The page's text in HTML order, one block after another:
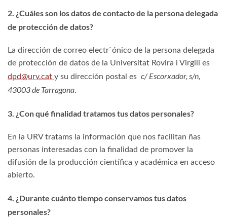
2. ¿Cuáles son los datos de contacto de la persona delegada
de protección de datos?
La dirección de correo electr`ónico de la persona delegada
de protección de datos de la Universitat Rovira i Virgili es
dpd@urv.cat y su dirección postal es c/ Escorxador, s/n,
43003 de Tarragona.
3. ¿Con qué finalidad tratamos tus datos personales?
En la URV tratams la información que nos facilitan ñas
personas interesadas con la finalidad de promover la
difusión de la producción científica y académica en acceso
abierto.
4. ¿Durante cuánto tiempo conservamos tus datos
personales?